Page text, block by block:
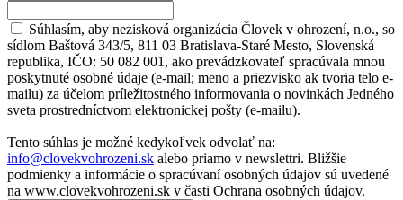
Súhlasím, aby nezisková organizácia Človek v ohrození, n.o., so
sídlom Baštová 343/5, 811 03 Bratislava-Staré Mesto, Slovenská
republika, IČO: 50 082 001, ako prevádzkovateľ spracúvala mnou
poskytnuté osobné údaje (e-mail; meno a priezvisko ak tvoria telo e-
mailu) za účelom príležitostného informovania o novinkách Jedného
sveta prostredníctvom elektronickej pošty (e-mailu).
Tento súhlas je možné kedykoľvek odvolať na:
info@clovekvohrozeni.sk alebo priamo v newslettri. Bližšie
podmienky a informácie o spracúvaní osobných údajov sú uvedené
na www.clovekvohrozeni.sk v časti Ochrana osobných údajov.